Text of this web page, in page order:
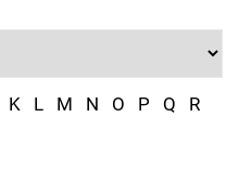
K L M N O P Q
R